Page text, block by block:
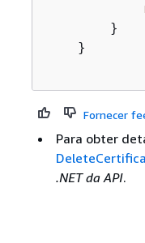
        }
    }
Fornecer
Para obter
.NET da API.